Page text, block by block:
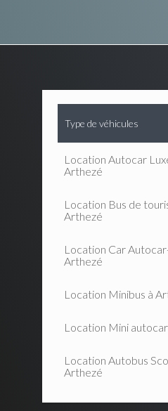
Type de véhicules
Location Autocar
Arthezé
Location Bus de
Arthezé
Location Car
Arthezé
Location Minibus à
Location Mini
Location Autobus
Arthezé